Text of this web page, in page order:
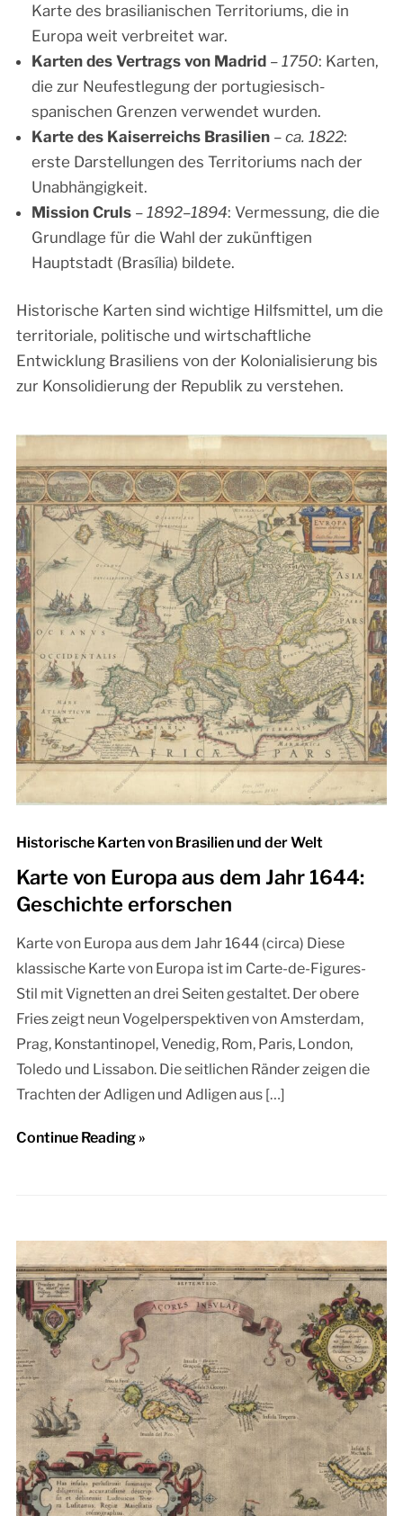
Karte des brasilianischen Territoriums, die in
Europa weit verbreitet war.
Karten des Vertrags von Madrid– 1750: Karten,
die zur Neufestlegung der portugiesisch-
spanischen Grenzen verwendet wurden.
Karte des Kaiserreichs Brasilien– ca. 1822:
erste Darstellungen des Territoriums nach der
Unabhängigkeit.
Mission Cruls– 1892–1894: Vermessung, die die
Grundlage für die Wahl der zukünftigen
Hauptstadt (Brasília) bildete.
Historische Karten sind wichtige Hilfsmittel, um die
territoriale, politische und wirtschaftliche
Entwicklung Brasiliens von der Kolonialisierung bis
zur Konsolidierung der Republik zu verstehen.
Historische Karten von Brasilien und der Welt
Karte von Europa aus dem Jahr 1644:
Geschichte erforschen
Karte von Europa aus dem Jahr 1644 (circa) Diese
klassische Karte von Europa ist im Carte-de-Figures-
Stil mit Vignetten an drei Seiten gestaltet. Der obere
Fries zeigt neun Vogelperspektiven von Amsterdam,
Prag, Konstantinopel, Venedig, Rom, Paris, London,
Toledo und Lissabon. Die seitlichen Ränder zeigen die
Trachten der Adligen und Adligen aus […]
Continue Reading »